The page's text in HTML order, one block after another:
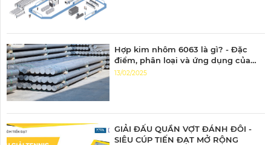
Hợp kim nhôm 6063 là gì? - Đặc
điểm, phân loại và ứng dụng của
nhôm 6063
13/02/2025
GIẢI ĐẤU QUẦN VỢT ĐÁNH ĐÔI -
SIÊU CÚP TIẾN ĐẠT MỞ RỘNG